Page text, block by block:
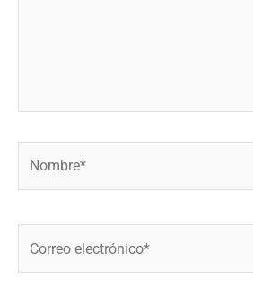
electrónico*